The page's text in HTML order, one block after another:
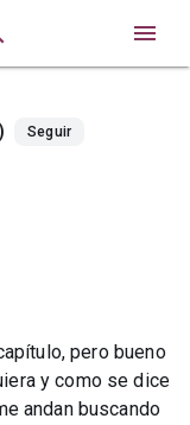

Seguir
pero bueno
y como se dice
andan buscando